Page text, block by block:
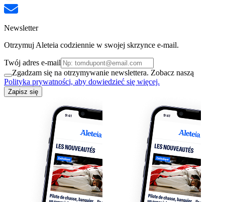
Newsletter
Otrzymuj Aleteia codziennie w swojej skrzynce e-mail.
Twój adres e-mail
Zgadzam się na otrzymywanie newslettera. Zobacz naszą
Polityka prywatności, aby dowiedzieć się więcej.
Zapisz się